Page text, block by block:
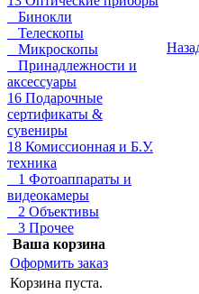
Бинокли
Телескопы
Микроскопы
Принадлежности и
аксессуары
16 Подарочные
сертификаты &
сувениры
18 Комиссионная и Б.У.
техника
1 Фотоаппараты и
видеокамеры
2 Объективы
3 Прочее
Ваша корзина
Оформить заказ
Корзина пуста.